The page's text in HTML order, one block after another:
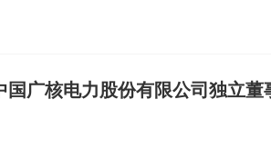
租也同步上涨，高端算力呈现供不应求
、内容生成、工业质检、医疗影像等场
电板块走强核电板块反复活跃，利柏特2
上，国家发展改革委、国家能源局印发
国广核电力股份有限公司独立